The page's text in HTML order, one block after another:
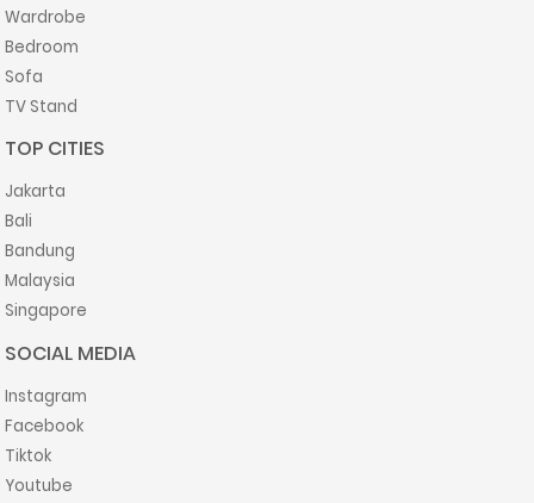
Wardrobe
Bedroom
Sofa
TV Stand
TOP CITIES
Jakarta
Bali
Bandung
Malaysia
Singapore
SOCIAL MEDIA
Instagram
Facebook
Tiktok
Youtube